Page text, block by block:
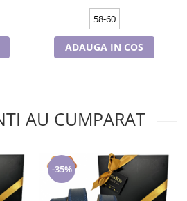
58-60
ADAUGA IN COS
AU CUMPARAT
-35%